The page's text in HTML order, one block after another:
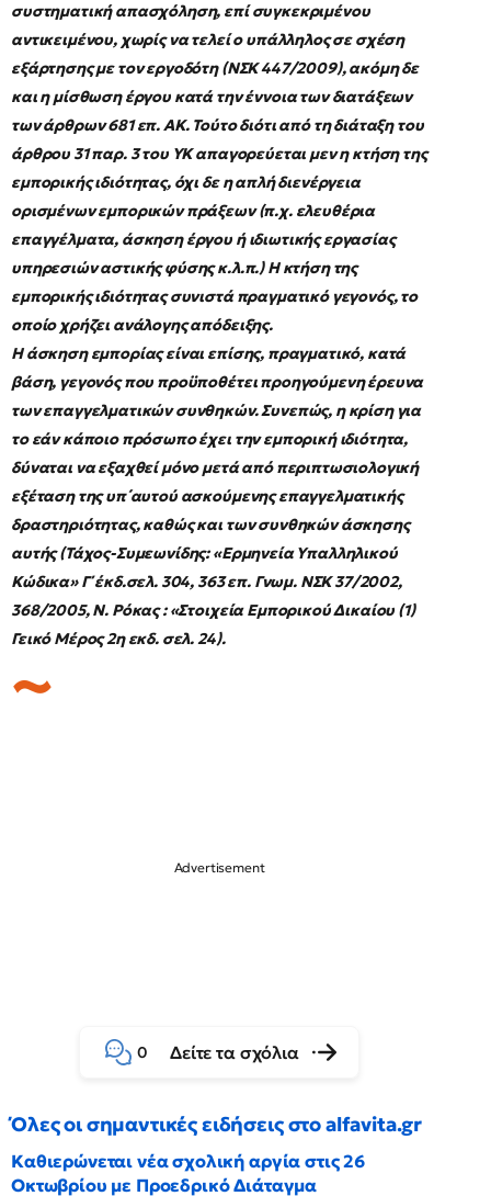
συστηματική απασχόληση, επί συγκεκριμένου
αντικειμένου, χωρίς να τελεί ο υπάλληλος σε σχέση
εξάρτησης με τον εργοδότη (ΝΣΚ 447/2009), ακόμη δε
και η μίσθωση έργου κατά την έννοια των διατάξεων
των άρθρων 681 επ. ΑΚ. Τούτο διότι από τη διάταξη του
άρθρου 31 παρ. 3 του ΥΚ απαγορεύεται μεν η κτήση της
εμπορικής ιδιότητας, όχι δε η απλή διενέργεια
ορισμένων εμπορικών πράξεων (π.χ. ελευθέρια
επαγγέλματα, άσκηση έργου ή ιδιωτικής εργασίας
υπηρεσιών αστικής φύσης κ.λ.π.) Η κτήση της
εμπορικής ιδιότητας συνιστά πραγματικό γεγονός, το
οποίο χρήζει ανάλογης απόδειξης.
Η άσκηση εμπορίας είναι επίσης, πραγματικό, κατά
βάση, γεγονός που προϋποθέτει προηγούμενη έρευνα
των επαγγελματικών συνθηκών. Συνεπώς, η κρίση για
το εάν κάποιο πρόσωπο έχει την εμπορική ιδιότητα,
δύναται να εξαχθεί μόνο μετά από περιπτωσιολογική
εξέταση της υπ΄αυτού ασκούμενης επαγγελματικής
δραστηριότητας, καθώς και των συνθηκών άσκησης
αυτής (Τάχος-Συμεωνίδης: «Ερμηνεία Υπαλληλικού
Κώδικα» Γ΄ έκδ.σελ. 304, 363 επ. Γνωμ. ΝΣΚ 37/2002,
368/2005, Ν. Ρόκας : «Στοιχεία Εμπορικού Δικαίου (1)
Γεικό Μέρος 2η εκδ. σελ. 24).
0 Δείτε τα σχόλια
Όλες οι σημαντικές ειδήσεις στο alfavita.gr
Καθιερώνεται νέα σχολική αργία στις 26
Οκτωβρίου με Προεδρικό Διάταγμα